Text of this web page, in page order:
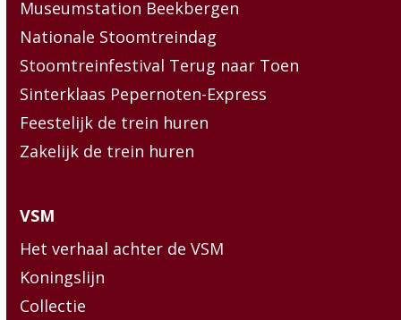
Museumstation Beekbergen
Nationale Stoomtreindag
Stoomtreinfestival Terug naar Toen
Sinterklaas Pepernoten-Express
Feestelijk de trein huren
Zakelijk de trein huren
VSM
Het verhaal achter de VSM
Koningslijn
Collectie